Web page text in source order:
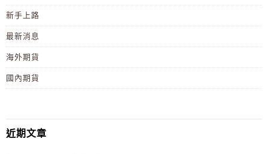
新手上路
最新消息
海外期貨
國內期貨
近期文章